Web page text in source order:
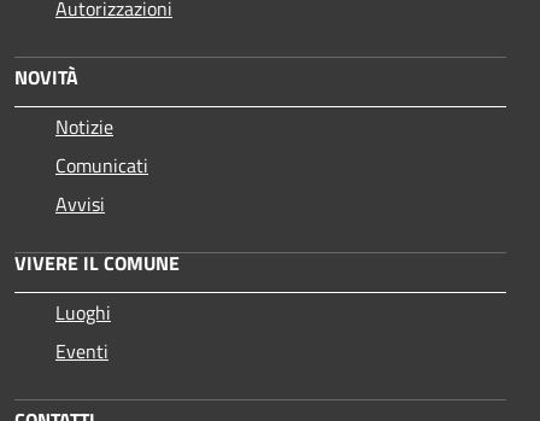
Autorizzazioni
NOVITÀ
Notizie
Comunicati
Avvisi
VIVERE IL COMUNE
Luoghi
Eventi